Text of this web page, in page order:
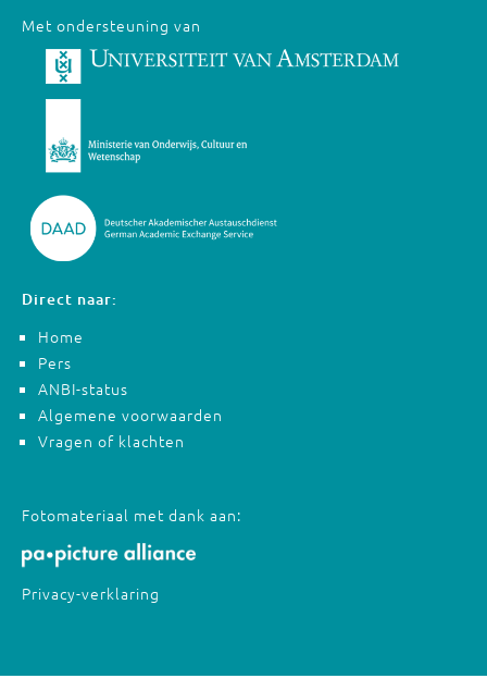
Met ondersteuning van
Direct naar:
Home
Pers
ANBI-status
Algemene voorwaarden
Vragen of klachten
Fotomateriaal met dank aan:
Privacy-verklaring